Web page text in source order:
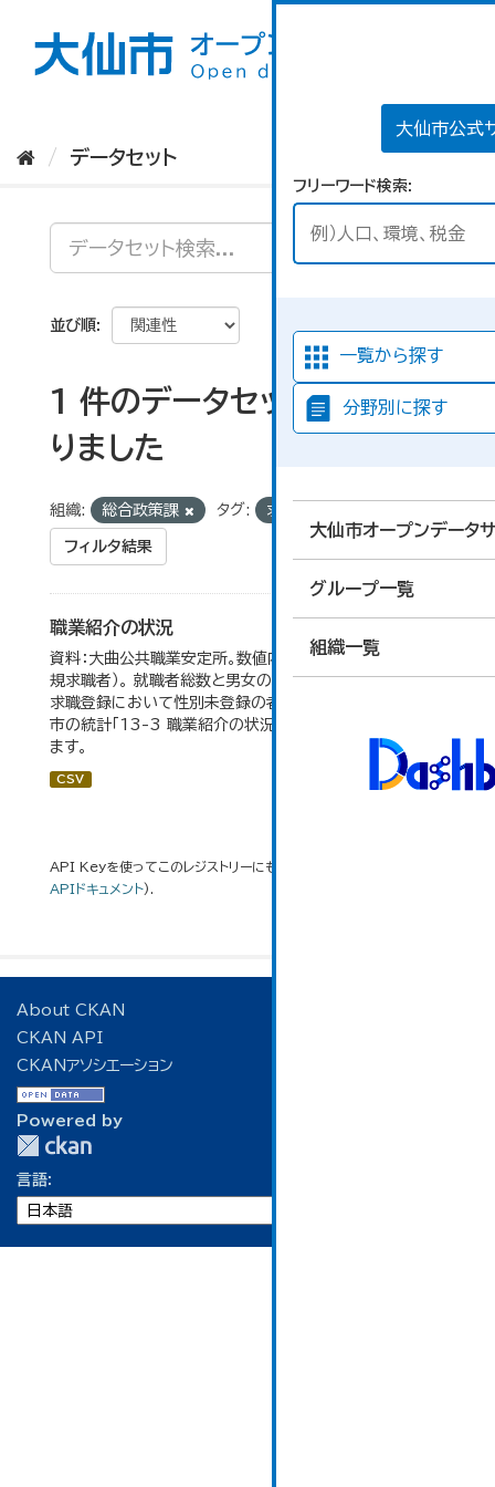
大仙市公式
フリーワード検索
一覧から探す
分野別に探す
大仙市オープンデータ
グループ一覧
組織一覧
データセット
並び順
1 件のデータセットが見つか
りました
組織: 総合政策課 タグ: 求人倍率
フィルタ結果
職業紹介の状況
資料：大曲公共職業安定所。数値内の就職率は（就職者/新
規求職者）。 就職者総数と男女の合計が一致しないのは、
求職登録において性別未登録の者も含まれるため。 大仙
市の統計「13-3 職業紹介の状況」のデータを参照してい
ます。
CSV
API Keyを使ってこのレジストリーにもアクセス可能です
APIドキュメント).
About CKAN
CKAN API
CKANアソシエーション
Powered by
言語